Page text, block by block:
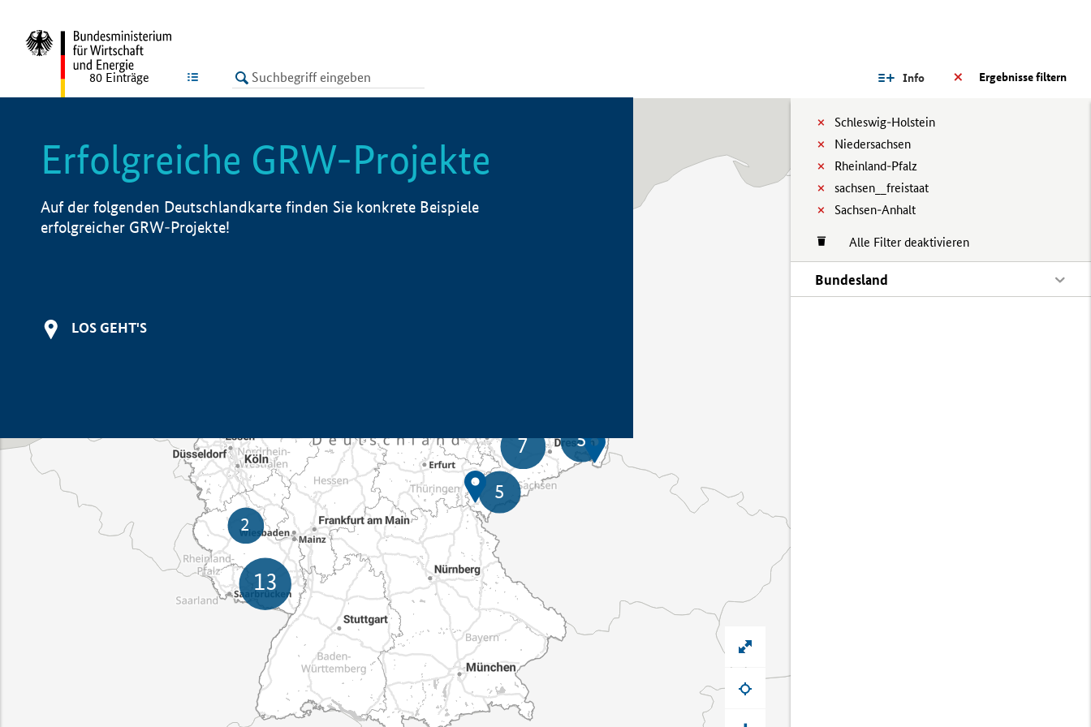
LISTE Ergebnisse filtern
Info
Schleswig-Holstein
Niedersachsen
Rheinland-Pfalz
sachsen__freistaat
Sachsen-Anhalt
Alle Filter deaktivieren
Bundesland
80 Einträge
Erfolgreiche GRW-Projekte
Auf der folgenden Deutschlandkarte finden Sie konkrete Beispiele
erfolgreicher GRW-Projekte!
LOS GEHT'S